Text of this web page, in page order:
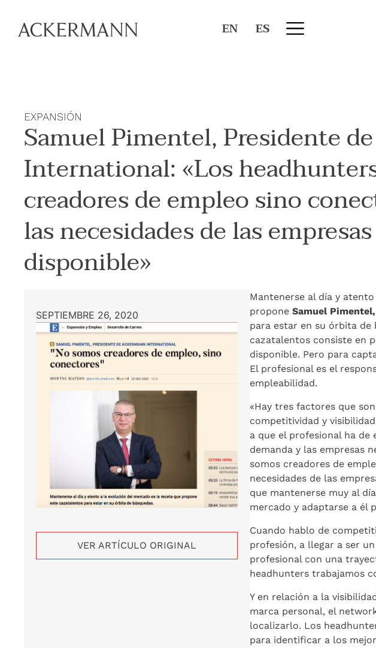
EN ES
EXPANSIÓN
Samuel Pimentel, Presidente
International: «Los
creadores de empleo sino
las necesidades de las
disponible»
SEPTIEMBRE 26, 2020
VER ARTÍCULO ORIGINAL
Mantenerse al día y
proponeSamuel
para estar en su órbita de
cazatalentos consiste en
disponible. Pero para
El profesional es el
empleabilidad.
«Hay tres factores que
competitividad y
a que el profesional ha de
demanda y las empresas
somos creadores de
necesidades de las
que mantenerse muy al
mercado y adaptarse a él
Cuando hablo de
profesión, a llegar a ser
profesional con una
headhunters trabajamos
Y en relación a la
marca personal, el
localizarlo. Los
para identificar a los